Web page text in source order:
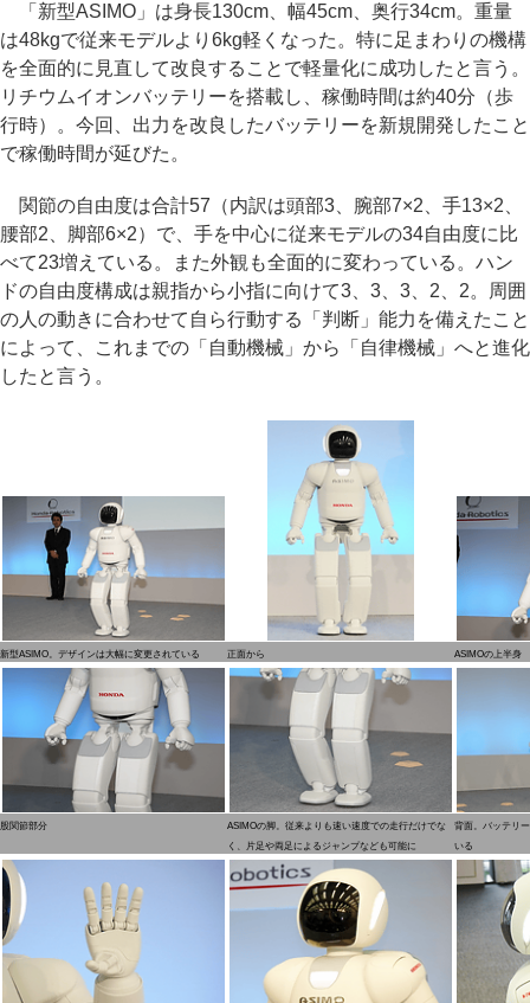
「新型ASIMO」は身長130cm、幅45cm、奥行34cm。重量
は48kgで従来モデルより6kg軽くなった。特に足まわりの機構
を全面的に見直して改良することで軽量化に成功したと言う。
リチウムイオンバッテリーを搭載し、稼働時間は約40分（歩
行時）。今回、出力を改良したバッテリーを新規開発したこと
で稼働時間が延びた。
関節の自由度は合計57（内訳は頭部3、腕部7×2、手13×2、
腰部2、脚部6×2）で、手を中心に従来モデルの34自由度に比
べて23増えている。また外観も全面的に変わっている。ハン
ドの自由度構成は親指から小指に向けて3、3、3、2、2。周囲
の人の動きに合わせて自ら行動する「判断」能力を備えたこと
によって、これまでの「自動機械」から「自律機械」へと進化
したと言う。
新型ASIMO。デザインは大幅に変更されている 正面から ASIMOの上半身
股関節部分
ASIMOの脚。従来よりも速い速度での走行だけでな
く、片足や両足によるジャンプなども可能に
背面。バッテリ
いる